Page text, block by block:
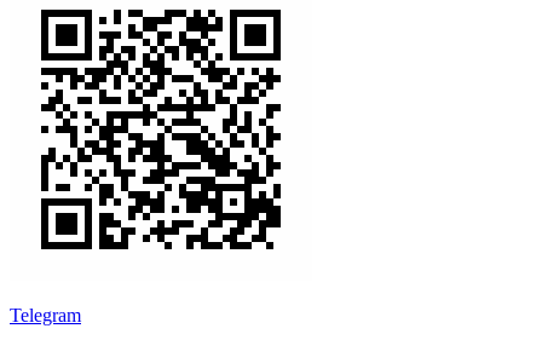
Telegram